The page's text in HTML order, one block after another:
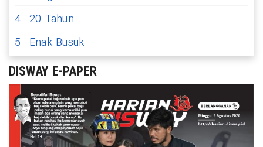
4 20 Tahun
5
Enak Busuk
DISWAY E-PAPER